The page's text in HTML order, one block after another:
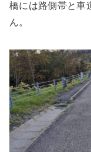
橋には路側帯と車
ん。